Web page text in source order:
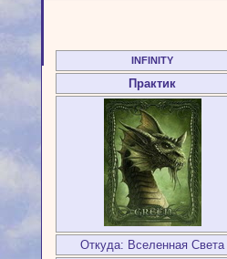
INFINITY
Практик
Откуда: Вселенная Света